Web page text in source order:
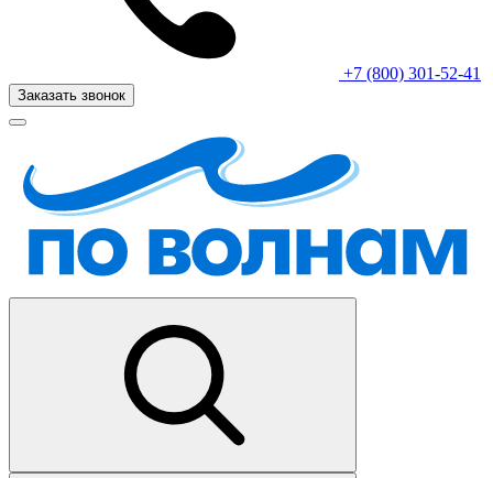
+7 (800) 301-52-41
Заказать звонок